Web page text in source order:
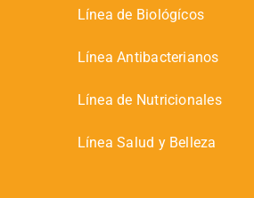
Línea de Biológícos
Línea Antibacterianos
Línea de Nutricionales
Línea Salud y Belleza